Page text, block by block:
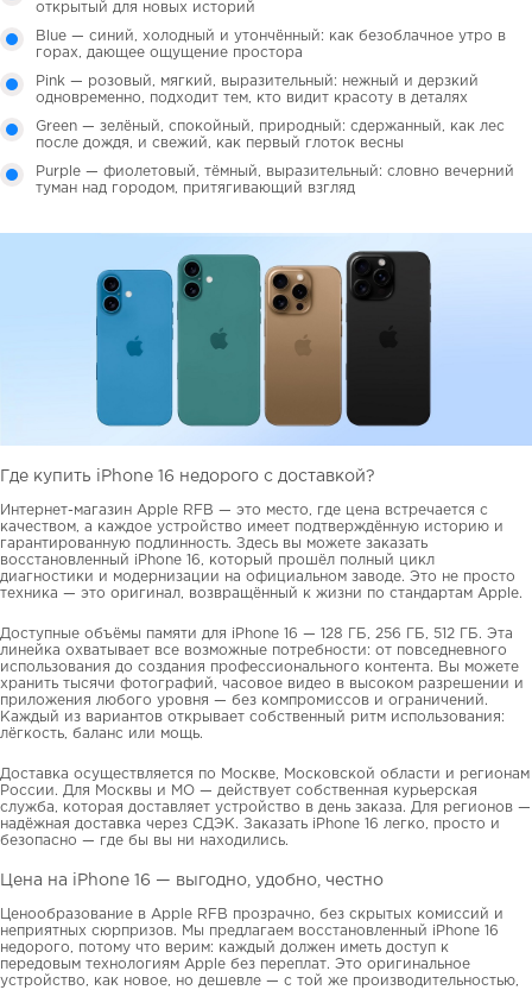
открытый для новых историй
Blue — синий, холодный и утончённый: как безоблачное утро в
горах, дающее ощущение простора
Pink — розовый, мягкий, выразительный: нежный и дерзкий
одновременно, подходит тем, кто видит красоту в деталях
Green — зелёный, спокойный, природный: сдержанный, как лес
после дождя, и свежий, как первый глоток весны
Purple — фиолетовый, тёмный, выразительный: словно вечерний
туман над городом, притягивающий взгляд
Где купить iPhone 16 недорого с доставкой?
Интернет-магазин Apple RFB — это место, где цена встречается с
качеством, а каждое устройство имеет подтверждённую историю и
гарантированную подлинность. Здесь вы можете заказать
восстановленный iPhone 16, который прошёл полный цикл
диагностики и модернизации на официальном заводе. Это не просто
техника — это оригинал, возвращённый к жизни по стандартам Apple.
Доступные объёмы памяти для iPhone 16 — 128 ГБ, 256 ГБ, 512 ГБ. Эта
линейка охватывает все возможные потребности: от повседневного
использования до создания профессионального контента. Вы можете
хранить тысячи фотографий, часовое видео в высоком разрешении и
приложения любого уровня — без компромиссов и ограничений.
Каждый из вариантов открывает собственный ритм использования:
лёгкость, баланс или мощь.
Доставка осуществляется по Москве, Московской области и регионам
России. Для Москвы и МО — действует собственная курьерская
служба, которая доставляет устройство в день заказа. Для регионов —
надёжная доставка через СДЭК. Заказать iPhone 16 легко, просто и
безопасно — где бы вы ни находились.
Цена на iPhone 16 — выгодно, удобно, честно
Ценообразование в Apple RFB прозрачно, без скрытых комиссий и
неприятных сюрпризов. Мы предлагаем восстановленный iPhone 16
недорого, потому что верим: каждый должен иметь доступ к
передовым технологиям Apple без переплат. Это оригинальное
устройство, как новое, но дешевле — с той же производительностью,